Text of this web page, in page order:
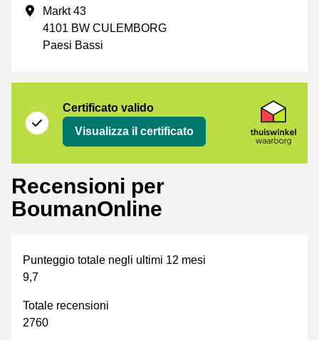
Indirizzo commerciale
Markt 43
4101 BW CULEMBORG
Paesi Bassi
Certificato valido
Visualizza il certificato
Recensioni per
BoumanOnline
Punteggio totale negli ultimi 12 mesi
9,7
Totale recensioni
2760